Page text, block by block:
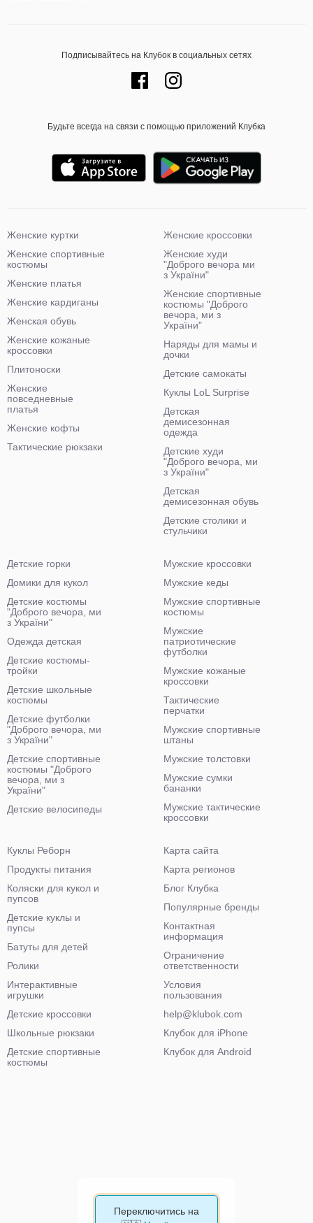
Подписывайтесь на Клубок в социальных сетях
Будьте всегда на связи с помощью приложений Клубка
Женские куртки
Женские спортивные
костюмы
Женские платья
Женские кардиганы
Женская обувь
Женские кожаные
кроссовки
Плитоноски
Женские
повседневные
платья
Женские кофты
Тактические рюкзаки
Женские кроссовки
Женские худи
"Доброго вечора ми
з України"
Женские спортивные
костюмы "Доброго
вечора, ми з
України"
Наряды для мамы и
дочки
Детские самокаты
Куклы LoL Surprise
Детская
демисезонная
одежда
Детские худи
"Доброго вечора, ми
з України"
Детская
демисезонная обувь
Детские столики и
стульчики
Детские горки
Домики для кукол
Детские костюмы
"Доброго вечора, ми
з України"
Одежда детская
Детские костюмы-
тройки
Детские школьные
костюмы
Детские футболки
"Доброго вечора, ми
з України"
Детские спортивные
костюмы "Доброго
вечора, ми з
України"
Детские велосипеды
Мужские кроссовки
Мужские кеды
Мужские спортивные
костюмы
Мужские
патриотические
футболки
Мужские кожаные
кроссовки
Тактические
перчатки
Мужские спортивные
штаны
Мужские толстовки
Мужские сумки
бананки
Мужские тактические
кроссовки
Куклы Реборн
Продукты питания
Коляски для кукол и
пупсов
Детские куклы и
пупсы
Батуты для детей
Ролики
Интерактивные
игрушки
Детские кроссовки
Школьные рюкзаки
Детские спортивные
костюмы
Карта сайта
Карта регионов
Блог Клубка
Популярные бренды
Контактная
информация
Ограничение
ответственности
Условия
пользования
help@klubok.com
Клубок для iPhone
Клубок для Android
Переключитись на